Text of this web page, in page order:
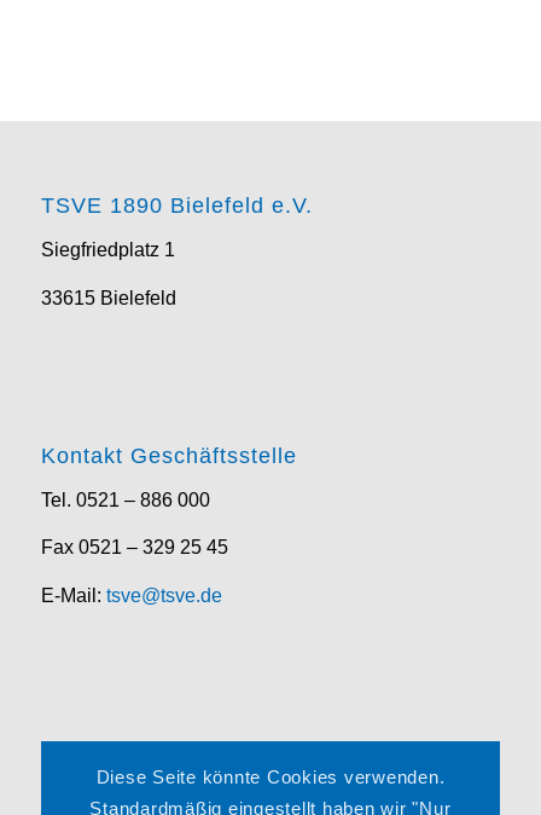
TSVE 1890 Bielefeld e.V.
Siegfriedplatz 1
33615 Bielefeld
Kontakt Geschäftsstelle
Tel. 0521 – 886 000
Fax 0521 – 329 25 45
E-Mail: tsve@tsve.de
Impressum
Diese Seite könnte Cookies verwenden.
Standardmäßig eingestellt haben wir "Nur